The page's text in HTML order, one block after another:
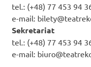
tel.: (+48) 77 453 94
e-mail:
Sekretariat
tel.: (+48) 77 453 94
e-mail: